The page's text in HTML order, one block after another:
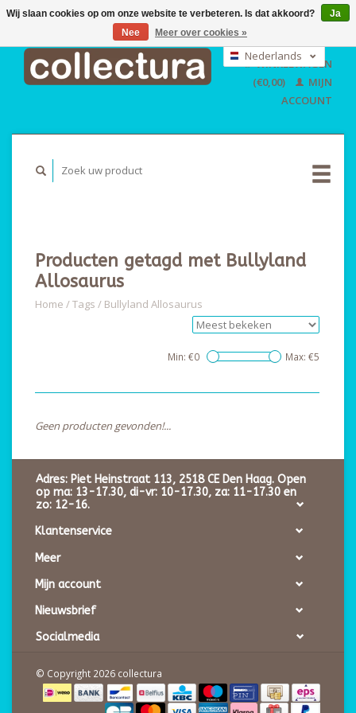
EUR
GBP
USD
Nederlands
English
WINKELWAGEN
(€0,00)
MIJN
ACCOUNT
Producten getagd met Bullyland
Allosaurus
Home /Tags / Bullyland Allosaurus
Min: €0 Max: €5
Geen producten gevonden!...
Adres: Piet Heinstraat 113, 2518 CE Den Haag. Open
op ma: 13-17.30, di-vr: 10-17.30, za: 11-17.30 en
zo: 12-16.
Klantenservice
Meer
Mijn account
Nieuwsbrief
Socialmedia
© Copyright 2026 collectura
Wij slaan cookies op om onze website te verbeteren. Is dat akkoord?
Ja
Nee
Meer over cookies »